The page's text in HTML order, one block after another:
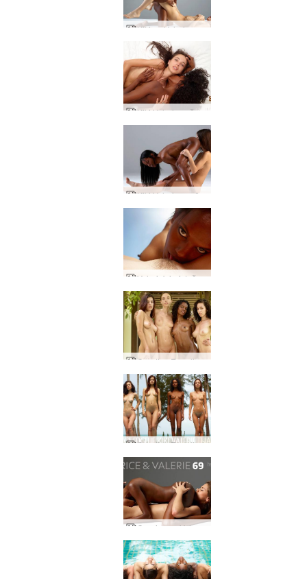
Kiki ve Valerie rol oynuyor
Kiki Valerie yoğun ırklararası
Kiki Valerie venüs kadını
Valerie'nin fotoğrafı Alya tarafından çekilmiştir.
Candice Engelie Kiki Valerie 4 muhteşem kadın
Candice Engelie Kiki Valerie Tayland
Caprice ve Valerie 69